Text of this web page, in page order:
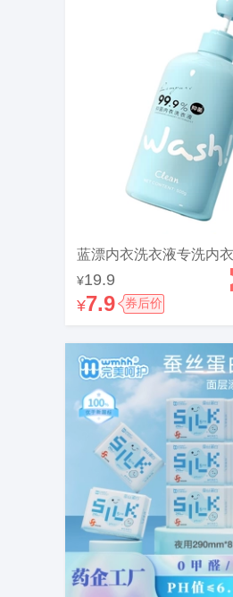
¥19.9
¥7.9 券后价